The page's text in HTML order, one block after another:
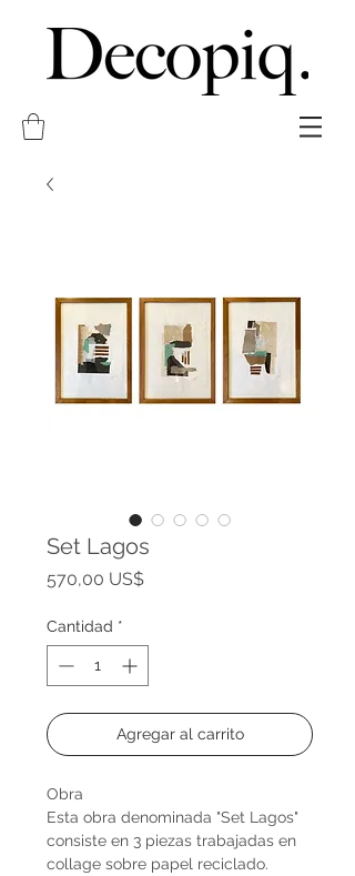
Set Lagos
570,00 US$Precio
Cantidad *
Agregar al carrito
Obra
Esta obra denominada "Set Lagos"
consiste en 3 piezas trabajadas en
collage sobre papel reciclado.